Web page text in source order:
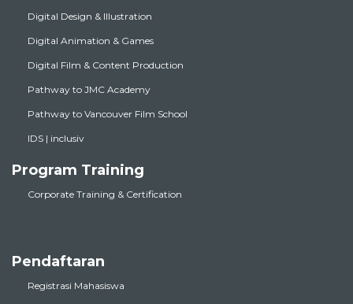
Digital Animation & Games
Digital Film & Content Production
Pathway to JMC Academy
Pathway to Vancouver Film School
IDS | inclusiv
Program Training
Corporate Training & Certification
Registrasi Mahasiswa
Info Terbaru